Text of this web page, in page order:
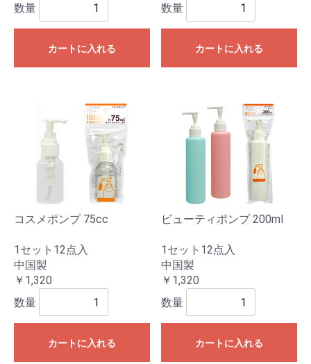
数量
カートに入れる
数量
カートに入れる
コスメポンプ 75cc
1セット12点入
中国製
￥1,320
数量
カートに入れる
ビューティポンプ 200ml
1セット12点入
中国製
￥1,320
数量
カートに入れる